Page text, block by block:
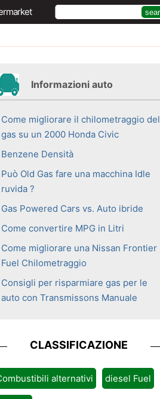
Informazioni auto
Come migliorare il chilometraggio del
gas su un 2000 Honda Civic
Benzene Densità
Può Old Gas fare una macchina Idle
ruvida ?
Gas Powered Cars vs. Auto ibride
Come convertire MPG in Litri
Come migliorare una Nissan Frontier
Fuel Chilometraggio
Consigli per risparmiare gas per le
auto con Transmissons Manuale
CLASSIFICAZIONE
alternativi diesel Fuel